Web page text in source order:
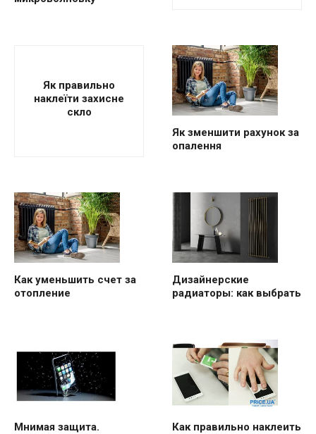
Як правильно
наклеїти захисне
скло
Як зменшити рахунок за
опалення
Как уменьшить счет за
отопление
Дизайнерские
радиаторы: как выбрать
Мнимая защита.
Как правильно наклеить